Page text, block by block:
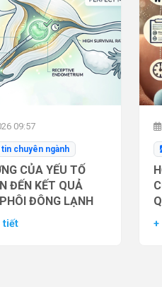
09:57
chuyên ngành
CỦA YẾU TỐ
ĐẾN KẾT QUẢ
ĐÔNG LẠNH
tiết +